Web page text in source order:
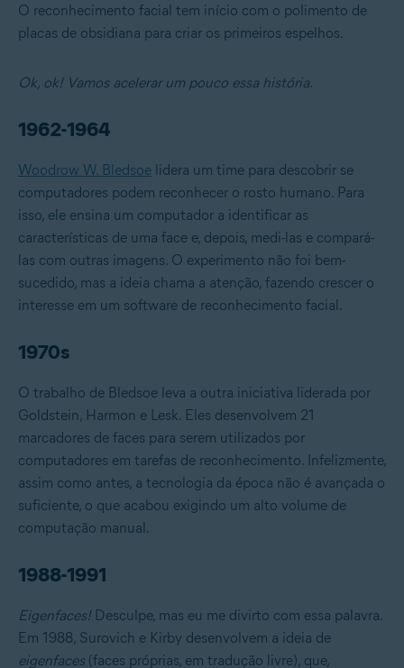
O reconhecimento facial tem início com o polimento de
placas de obsidiana para criar os primeiros espelhos.
Ok, ok! Vamos acelerar um pouco essa história.
1962-1964
Woodrow W. Bledsoe lidera um time para descobrir se
computadores podem reconhecer o rosto humano. Para
isso, ele ensina um computador a identificar as
características de uma face e, depois, medi-las e compará-
las com outras imagens. O experimento não foi bem-
sucedido, mas a ideia chama a atenção, fazendo crescer o
interesse em um software de reconhecimento facial.
1970s
O trabalho de Bledsoe leva a outra iniciativa liderada por
Goldstein, Harmon e Lesk. Eles desenvolvem 21
marcadores de faces para serem utilizados por
computadores em tarefas de reconhecimento. Infelizmente,
assim como antes, a tecnologia da época não é avançada o
suficiente, o que acabou exigindo um alto volume de
computação manual.
1988-1991
Eigenfaces! Desculpe, mas eu me divirto com essa palavra.
Em 1988, Surovich e Kirby desenvolvem a ideia de
eigenfaces(faces próprias, em tradução livre), que,